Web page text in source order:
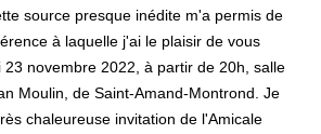
source presque inédite m'a permis de
à laquelle j'ai le plaisir de vous
novembre 2022, à partir de 20h, salle
Moulin, de Saint-Amand-Montrond. Je
chaleureuse invitation de l'Amicale